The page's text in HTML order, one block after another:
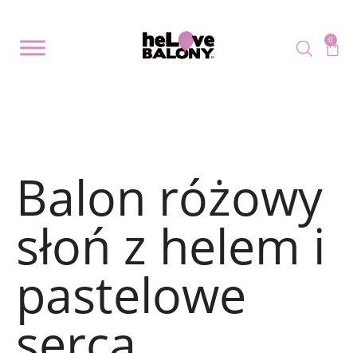
0
Balon różowy
słoń z helem i
pastelowe